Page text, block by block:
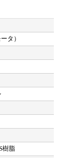
タ）
樹脂